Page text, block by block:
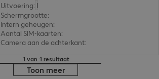
Uitvoering: Europa
Schermgrootte:
Intern geheugen:
Aantal SIM-kaarten:
Camera aan de achterkant:
1 van 1 resultaat
Toon meer